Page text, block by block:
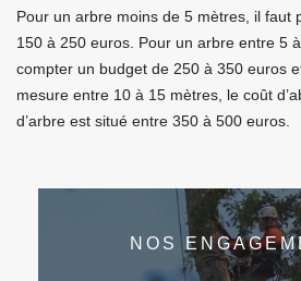
Pour un arbre moins de 5 mètres, il faut
150 à 250 euros. Pour un arbre entre 5
compter un budget de 250 à 350 euros
mesure entre 10 à 15 mètres, le coût
d’arbre est situé entre 350 à 500 euros.
NOS